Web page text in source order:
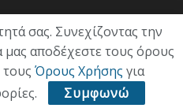
σας. Συνεχίζοντας την
αποδέχεστε τους όρους
τους Όρους Χρήσης για
Συμφωνώ